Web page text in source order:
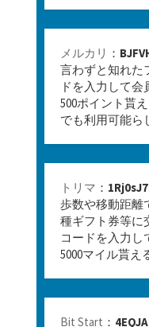
メルカリ ：
言わずと知れた
ドを入力して
500ポイント貰
でも利用可能ら
トリマ ：
歩数や移動距離
種ギフト券等に
コードを入力し
5000マイル貰え
Bit Start ：